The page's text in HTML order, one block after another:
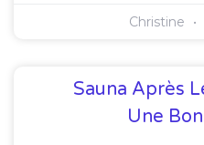
Christine
Sauna Après
Une